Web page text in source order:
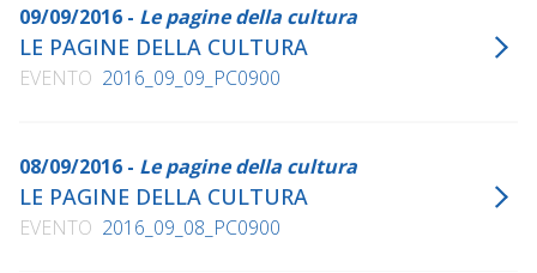
09/09/2016 - Le pagine della cultura
LE PAGINE DELLA CULTURA
EVENTO 2016_09_09_PC0900
08/09/2016 - Le pagine della cultura
LE PAGINE DELLA CULTURA
EVENTO 2016_09_08_PC0900